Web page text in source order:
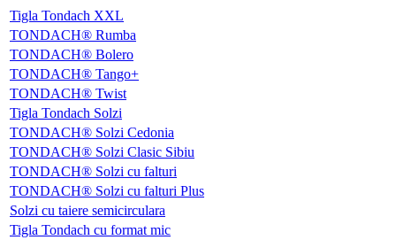
Tigla Tondach XXL
TONDACH® Rumba
TONDACH® Bolero
TONDACH® Tango+
TONDACH® Twist
Tigla Tondach Solzi
TONDACH® Solzi Cedonia
TONDACH® Solzi Clasic Sibiu
TONDACH® Solzi cu falturi
TONDACH® Solzi cu falturi Plus
Solzi cu taiere semicirculara
Tigla Tondach cu format mic